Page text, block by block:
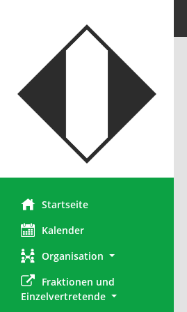
Startseite
Kalender
Organisation
Fraktionen und
Einzelvertretende